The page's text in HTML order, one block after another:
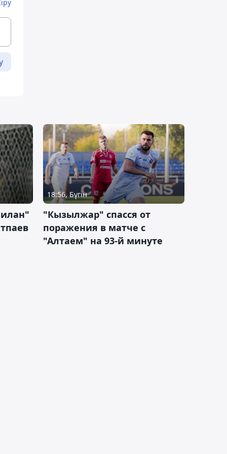
18:56, Бүгін
"Кызылжар" спасся от
поражения в матче с
"Алтаем" на 93-й минуте